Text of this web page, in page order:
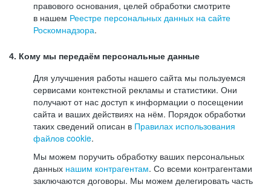
правового основания, целей обработки смотрите
в нашем Реестре персональных данных на сайте
Роскомнадзора.
4. Кому мы передаём персональные данные
Для улучшения работы нашего сайта мы пользуемся
сервисами контекстной рекламы и статистики. Они
получают от нас доступ к информации о посещении
сайта и ваших действиях на нём. Порядок обработки
таких сведений описан в Правилах использования
файлов cookie.
Мы можем поручить обработку ваших персональных
данных нашим контрагентам. Со всеми контрагентами
заключаются договоры. Мы можем делегировать часть